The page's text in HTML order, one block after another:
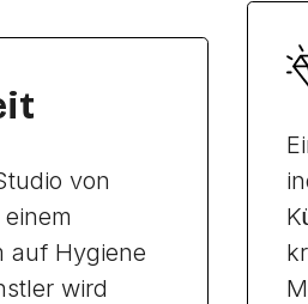
von
auf Hygiene
wird